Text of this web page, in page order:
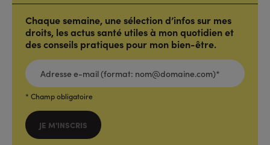
Chaque semaine, une sélection d’infos sur mes
droits, les actus santé utiles à mon quotidien et
des conseils pratiques pour mon bien-être.
ADRESSE
E-
MAIL
(FORMAT:
NOM@DOMAINE.COM)*
* Champ obligatoire
JE M'INSCRIS